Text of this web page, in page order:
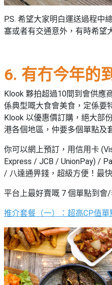
P.S. 希望大家明白運送過程中
塞或者有交通意外，有時希望
6. 有冇今年的
Klook 夥拍超過10間到會供應
係典型嘅大食會美食，定係要
Klook 以優惠價訂購，絕大部
港各個地區，仲要多個單點及
你可以網上預訂，用信用卡
Express / JCB / UnionPay) /
/ 八達通畀錢，超級方便！最
平台上最好賣嘅 7 個單點到會/
推介套餐（一）：超高CP值